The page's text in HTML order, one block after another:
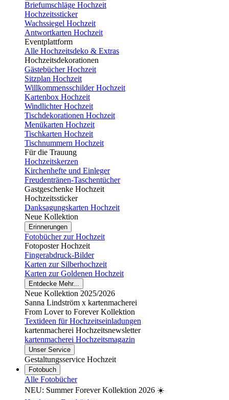
Briefumschläge Hochzeit
Hochzeitssticker
Wachssiegel Hochzeit
Antwortkarten Hochzeit
Eventplattform
Alle Hochzeitsdeko & Extras
Hochzeitsdekorationen
Gästebücher Hochzeit
Sitzplan Hochzeit
Willkommensschilder Hochzeit
Kartenbox Hochzeit
Windlichter Hochzeit
Tischdekorationen Hochzeit
Menükarten Hochzeit
Tischkarten Hochzeit
Tischnummern Hochzeit
Für die Trauung
Hochzeitskerzen
Kirchenhefte und Einleger
Freudentränen-Taschentücher
Gastgeschenke Hochzeit
Hochzeitssticker
Danksagungskarten Hochzeit
Neue Kollektion
Erinnerungen
Fotobücher zur Hochzeit
Fotoposter Hochzeit
Fingerabdruck-Bilder
Karten zur Silberhochzeit
Karten zur Goldenen Hochzeit
Entdecke Mehr...
Neue Kollektion 2025/2026
Sanna Lindström x kartenmacherei
From Lover to Forever Kollektion
Textideen für Hochzeitseinladungen
kartenmacherei Hochzeitsnewsletter
kartenmacherei Hochzeitsmagazin
Unser Service
Gestaltungsservice Hochzeit
Fotobuch
Alle Fotobücher
NEU: Summer Forever Kollektion 2026 ☀️